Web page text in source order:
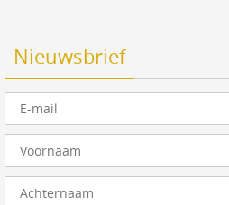
Nieuwsbrief